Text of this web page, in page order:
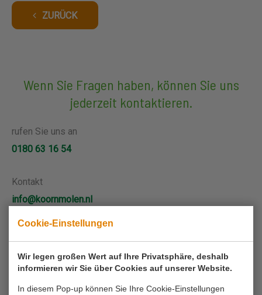
Cookie-Einstellungen
Wir legen großen Wert auf Ihre Privatsphäre, deshalb
informieren wir Sie über Cookies auf unserer Website.
In diesem Pop-up können Sie Ihre Cookie-Einstellungen
ZURÜCK
Wenn Sie Fragen haben, können Sie uns
jederzeit kontaktieren.
rufen Sie uns an
0180 63 16 54
Kontakt
info@koornmolen.nl
Ihr Name*
Ihre E-Mail-Adresse*